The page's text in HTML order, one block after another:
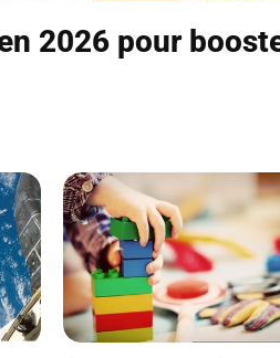
2026 pour